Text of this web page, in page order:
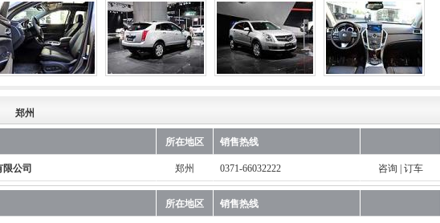
郑州
所在地区 销售热线
公司 郑州 0371-66032222 咨询 订车
所在地区 销售热线